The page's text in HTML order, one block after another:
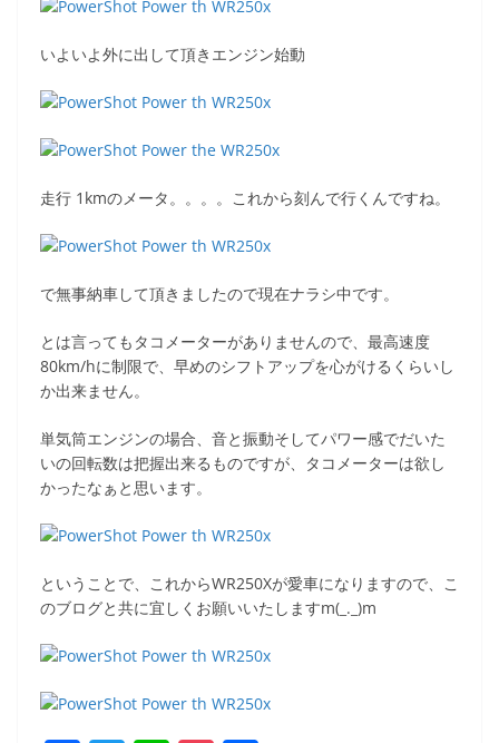
いよいよ外に出して頂きエンジン始動
走行 1kmのメータ。。。。これから刻んで行くんですね。
で無事納車して頂きましたので現在ナラシ中です。
とは言ってもタコメーターがありませんので、最高速度
80km/hに制限で、早めのシフトアップを心がけるくらいし
か出来ません。
単気筒エンジンの場合、音と振動そしてパワー感でだいた
いの回転数は把握出来るものですが、タコメーターは欲し
かったなぁと思います。
ということで、これからWR250Xが愛車になりますので、こ
のブログと共に宜しくお願いいたしますm(_._)m